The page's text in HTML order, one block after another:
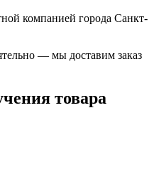
компанией города Санкт-
— мы доставим заказ
товара